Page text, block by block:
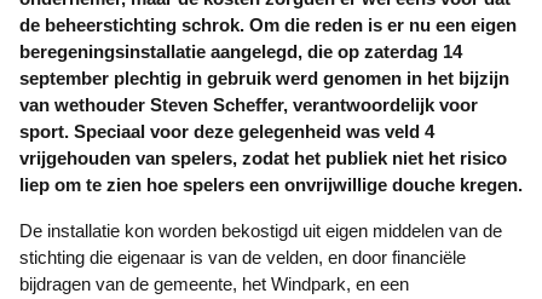
de beheerstichting schrok. Om die reden is er nu een eigen
beregeningsinstallatie aangelegd, die op zaterdag 14
september plechtig in gebruik werd genomen in het bijzijn
van wethouder Steven Scheffer, verantwoordelijk voor
sport. Speciaal voor deze gelegenheid was veld 4
vrijgehouden van spelers, zodat het publiek niet het risico
liep om te zien hoe spelers een onvrijwillige douche kregen.
De installatie kon worden bekostigd uit eigen middelen van de
stichting die eigenaar is van de velden, en door financiële
bijdragen van de gemeente, het Windpark, en een